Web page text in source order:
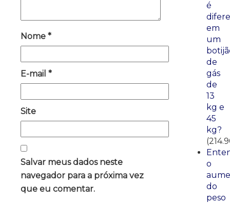
Nome *
E-mail *
Site
Salvar meus dados neste
navegador para a próxima vez
que eu comentar.
é
em
um
de
gás
de
13
kg e
45
kg?
o
do
peso